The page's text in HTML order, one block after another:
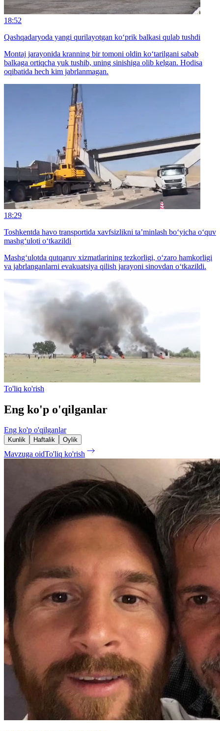
18:52
Qashqadaryoda yangi qurilayotgan ko‘prik balkasi qulab tushdi
Montaj jarayonida kranning bir tomoni oldin ko‘tarilgani sabab
balkaga ortiqcha yuk tushib, uning sinishiga olib kelgan. Hodisa
oqibatida hech kim jabrlanmagan.
18:29
Toshkentda havo transportida xavfsizlikni ta’minlash bo‘yicha o‘quv
mashg‘uloti o‘tkazildi
Mashg‘ulotda qutqaruv xizmatlarining tezkorligi, o‘zaro hamkorligi
va jabrlanganlarni evakuatsiya qilish jarayoni sinovdan o‘tkazildi.
To'liq ko'rish
Eng ko'p o'qilganlar
Eng ko'p o'qilganlar
Kunlik Haftalik Oylik
Mavzuga oidTo'liq ko'rish